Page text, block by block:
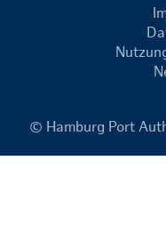
© Hamburg Port